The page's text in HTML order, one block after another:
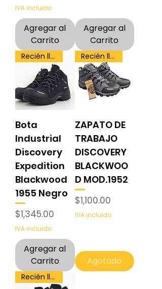
IVA incluido
Agregar al
Carrito
Agregar al
Carrito
Recién llegado
Bota
Industrial
Discovery
Expedition
Blackwood
1955 Negro
Precio
$1,345.00
IVA incluido
Agregar al
Carrito
Recién llegado
ZAPATO DE
TRABAJO
DISCOVERY
BLACKWOO
D MOD.1952
Precio
$1,100.00
IVA incluido
Agotado
Recién llegado